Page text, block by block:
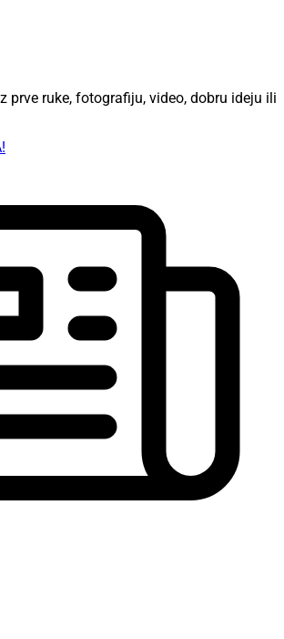
prve ruke, fotografiju, video, dobru ideju ili